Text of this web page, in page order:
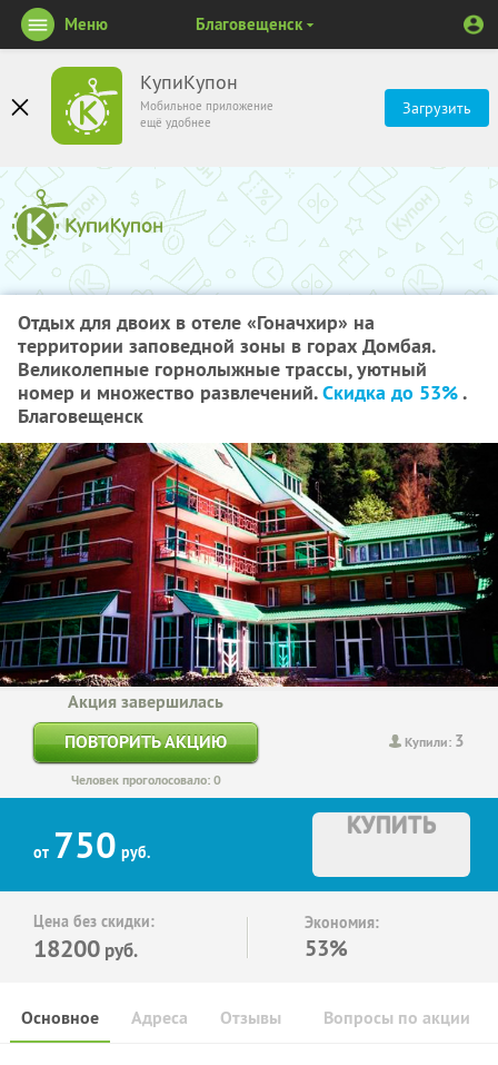
КупиКупон
Мобильное приложение
ещё удобнее
Загрузить
Меню Благовещенск
Отдых для двоих в отеле «Гоначхир» на
территории заповедной зоны в горах Домбая.
Великолепные горнолыжные трассы, уютный
номер и множество развлечений.Скидка до 53%.
Благовещенск
Купили: 3
Акция завершилась
ПОВТОРИТЬ АКЦИЮ
Человек проголосовало: 0
от 750 руб.
КУПИТЬ
Цена без скидки:
18200 руб.
Экономия:
53%
Основное Отзывы Вопросы по акции
Адреса